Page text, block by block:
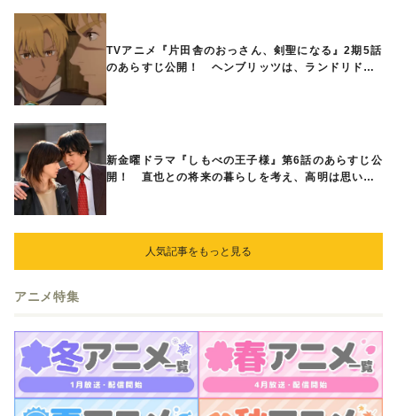
TVアニメ『片田舎のおっさん、剣聖になる』2期5話
のあらすじ公開！ ヘンブリッツは、ランドリドに
新金曜ドラマ『しもべの王子様』第6話のあらすじ公
開！ 直也との将来の暮らしを考え、高明は思い切
人気記事をもっと見る
アニメ特集